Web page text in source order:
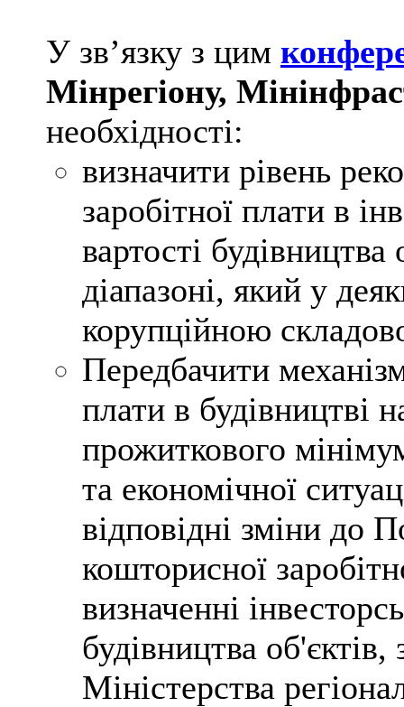
У зв’язку з цим
Мінрегіону,
необхідності:
визначити рівень
заробітної плати в
вартості
діапазоні, який у
корупційною
Передбачити
плати в будівництві
прожиткового
та економічної
відповідні зміни до
кошторисної
визначенні
будівництва
Міністерства